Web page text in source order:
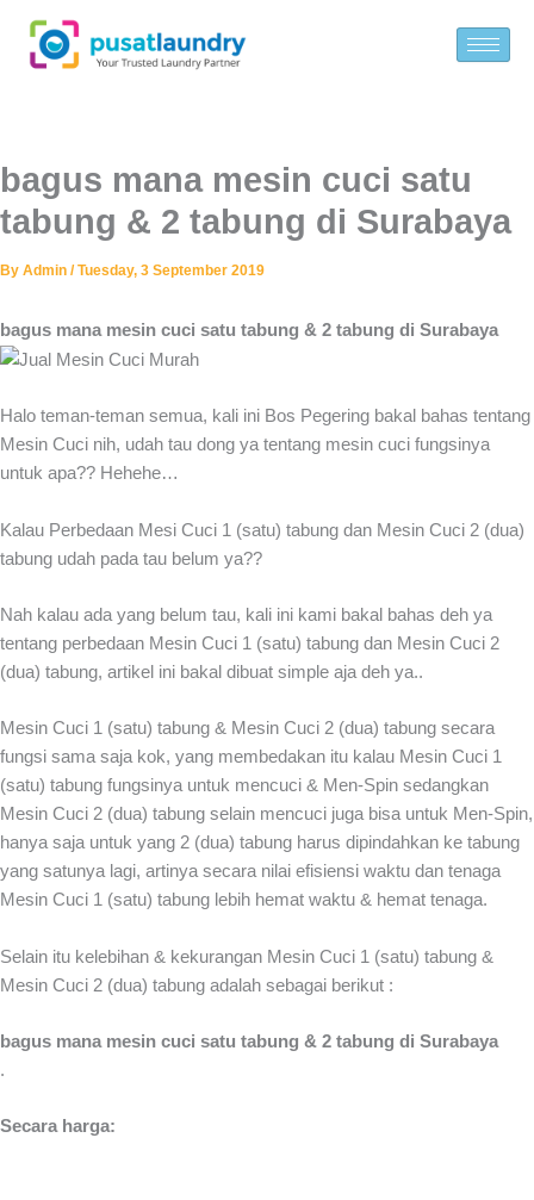
content
bagus mana mesin cuci satu
tabung & 2 tabung di Surabaya
By Admin /Tuesday, 3 September 2019
bagus mana mesin cuci satu tabung & 2 tabung di Surabaya
Halo teman-teman semua, kali ini Bos Pegering bakal bahas tentang
Mesin Cuci nih, udah tau dong ya tentang mesin cuci fungsinya
untuk apa?? Hehehe…
Kalau Perbedaan Mesi Cuci 1 (satu) tabung dan Mesin Cuci 2 (dua)
tabung udah pada tau belum ya??
Nah kalau ada yang belum tau, kali ini kami bakal bahas deh ya
tentang perbedaan Mesin Cuci 1 (satu) tabung dan Mesin Cuci 2
(dua) tabung, artikel ini bakal dibuat simple aja deh ya..
Mesin Cuci 1 (satu) tabung & Mesin Cuci 2 (dua) tabung secara
fungsi sama saja kok, yang membedakan itu kalau Mesin Cuci 1
(satu) tabung fungsinya untuk mencuci & Men-Spin sedangkan
Mesin Cuci 2 (dua) tabung selain mencuci juga bisa untuk Men-Spin,
hanya saja untuk yang 2 (dua) tabung harus dipindahkan ke tabung
yang satunya lagi, artinya secara nilai efisiensi waktu dan tenaga
Mesin Cuci 1 (satu) tabung lebih hemat waktu & hemat tenaga.
Selain itu kelebihan & kekurangan Mesin Cuci 1 (satu) tabung &
Mesin Cuci 2 (dua) tabung adalah sebagai berikut :
bagus mana mesin cuci satu tabung & 2 tabung di Surabaya
.
Secara harga: